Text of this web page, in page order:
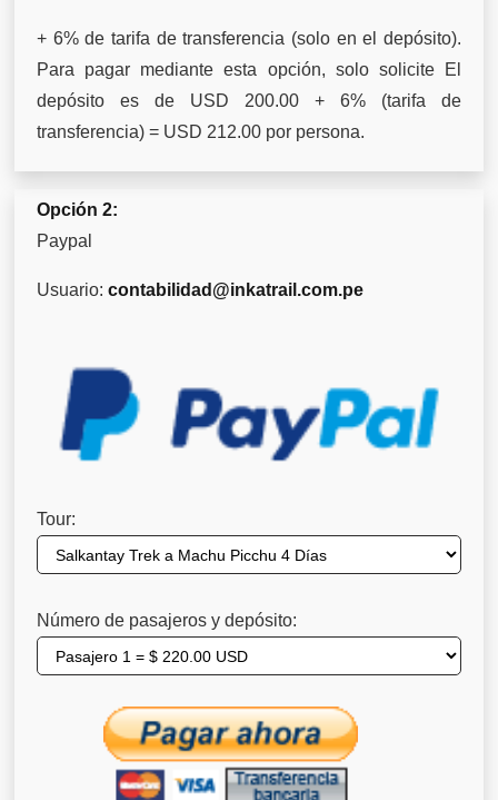
+ 6% de tarifa de transferencia (solo en el depósito).
Para pagar mediante esta opción, solo solicite El
depósito es de USD 200.00 + 6% (tarifa de
transferencia) = USD 212.00 por persona.
Opción 2:
Paypal
Usuario: contabilidad@inkatrail.com.pe
Tour:
Número de pasajeros y depósito: